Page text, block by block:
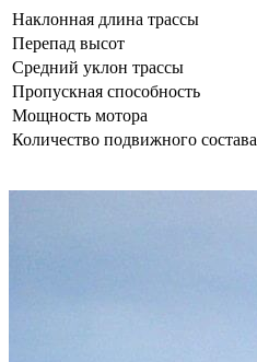
Наклонная длина трассы
Перепад высот
Средний уклон трассы
Пропускная способность
Мощность мотора
Количество подвижного состава